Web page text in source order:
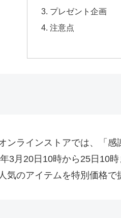
プレゼント企画
注意点
ンラインストアでは、「
3月20日10時から25日10
気のアイテムを特別価格で